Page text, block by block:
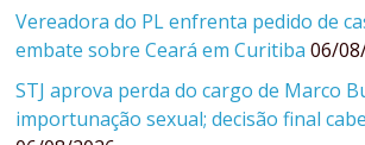
Vereadora do PL enfrenta pedido de
embate sobre Ceará em Curitiba 06/
STJ aprova perda do cargo de Marco
importunação sexual; decisão final